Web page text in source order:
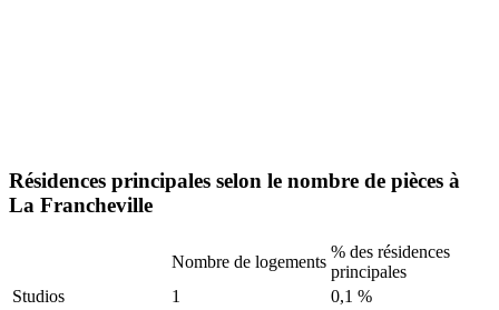
Résidences principales selon le nombre de pièces à
La Francheville
Nombre de logements
% des résidences
principales
Studios
1
0,1 %